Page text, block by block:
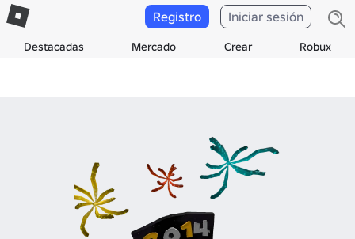
Destacadas Mercado Crear Robux
Registro Iniciar sesión